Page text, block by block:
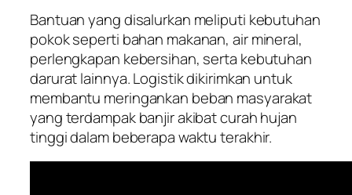
Bantuan yang disalurkan meliputi kebutuhan
pokok seperti bahan makanan, air mineral,
perlengkapan kebersihan, serta kebutuhan
darurat lainnya. Logistik dikirimkan untuk
membantu meringankan beban masyarakat
yang terdampak banjir akibat curah hujan
tinggi dalam beberapa waktu terakhir.